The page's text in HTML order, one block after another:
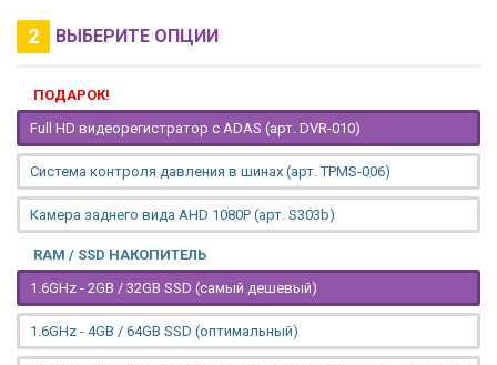
2 ВЫБЕРИТЕ ОПЦИИ
ПОДАРОК!
Full HD видеорегистратор с ADAS (арт. DVR-010)
Система контроля давления в шинах (арт. TPMS-006)
Камера заднего вида AHD 1080P (арт. S303b)
RAM / SSD НАКОПИТЕЛЬ
1.6GHz - 2GB / 32GB SSD (самый дешевый)
1.6GHz - 4GB / 64GB SSD (оптимальный)